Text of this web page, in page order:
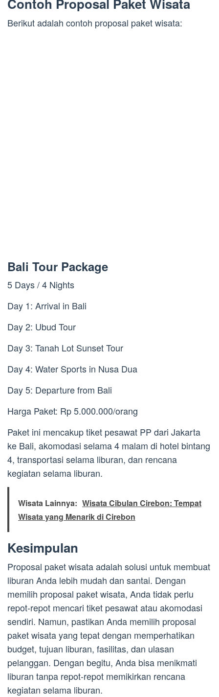
Contoh Proposal Paket Wisata
Berikut adalah contoh proposal paket wisata:
Bali Tour Package
5 Days / 4 Nights
Day 1: Arrival in Bali
Day 2: Ubud Tour
Day 3: Tanah Lot Sunset Tour
Day 4: Water Sports in Nusa Dua
Day 5: Departure from Bali
Harga Paket: Rp 5.000.000/orang
Paket ini mencakup tiket pesawat PP dari Jakarta
ke Bali, akomodasi selama 4 malam di hotel bintang
4, transportasi selama liburan, dan rencana
kegiatan selama liburan.
Wisata Lainnya: Wisata Cibulan Cirebon: Tempat
Wisata yang Menarik di Cirebon
Kesimpulan
Proposal paket wisata adalah solusi untuk membuat
liburan Anda lebih mudah dan santai. Dengan
memilih proposal paket wisata, Anda tidak perlu
repot-repot mencari tiket pesawat atau akomodasi
sendiri. Namun, pastikan Anda memilih proposal
paket wisata yang tepat dengan memperhatikan
budget, tujuan liburan, fasilitas, dan ulasan
pelanggan. Dengan begitu, Anda bisa menikmati
liburan tanpa repot-repot memikirkan rencana
kegiatan selama liburan.